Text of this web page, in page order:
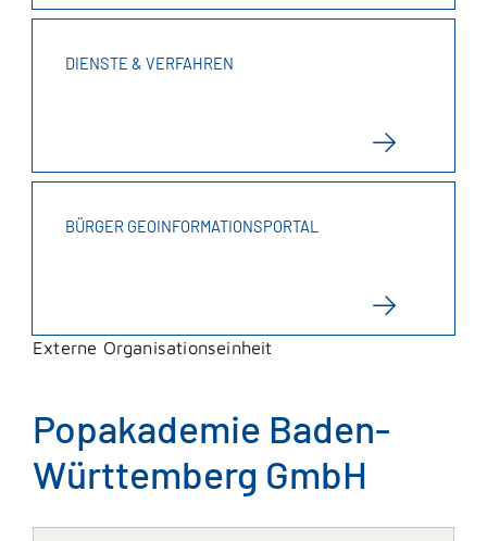
DIENSTE & VERFAHREN
BÜRGER GEOINFORMATIONSPORTAL
Externe Organisationseinheit
Popakademie Baden-
Württemberg GmbH